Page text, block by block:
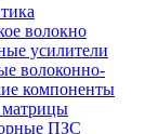
волокно
усилители
волоконно-
компоненты
ПЗС